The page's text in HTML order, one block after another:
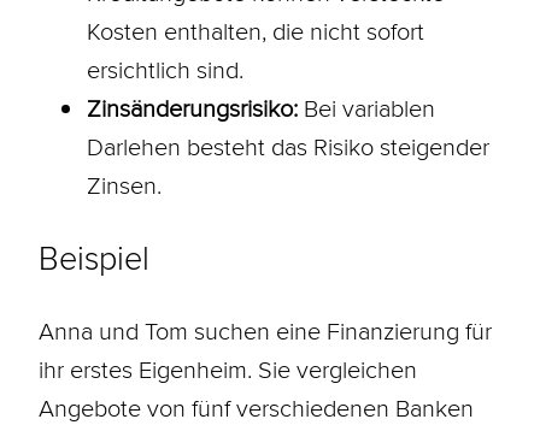
Kosten enthalten, die nicht sofort
ersichtlich sind.
Zinsänderungsrisiko:Bei variablen
Darlehen besteht das Risiko steigender
Zinsen.
Beispiel
Anna und Tom suchen eine Finanzierung für
ihr erstes Eigenheim. Sie vergleichen
Angebote von fünf verschiedenen Banken